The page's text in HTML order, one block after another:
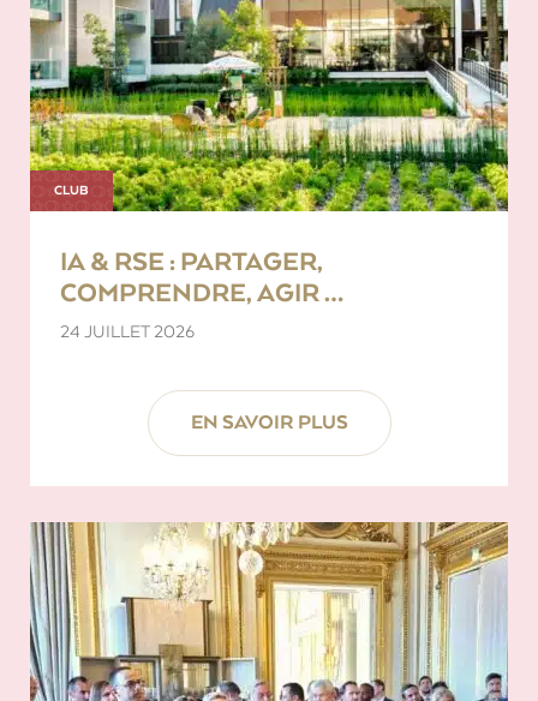
CLUB
IA & RSE : PARTAGER,
COMPRENDRE, AGIR …
24 JUILLET 2026
EN SAVOIR PLUS